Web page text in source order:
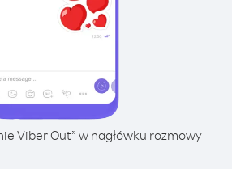
Viber Out” w nagłówku rozmowy